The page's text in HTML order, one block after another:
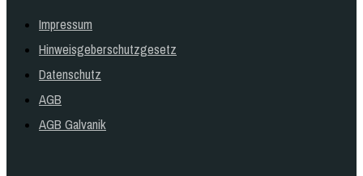
Impressum
Hinweisgeberschutzgesetz
Datenschutz
AGB
AGB Galvanik